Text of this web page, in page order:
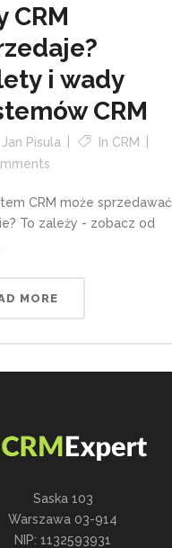
CRM
i wady
CRM
Jan Pisula In CRM
CRM może sprzedawać
To zależy - zobacz od
MORE
Saska 103
Warszawa 03-914
NIP: 1132593931